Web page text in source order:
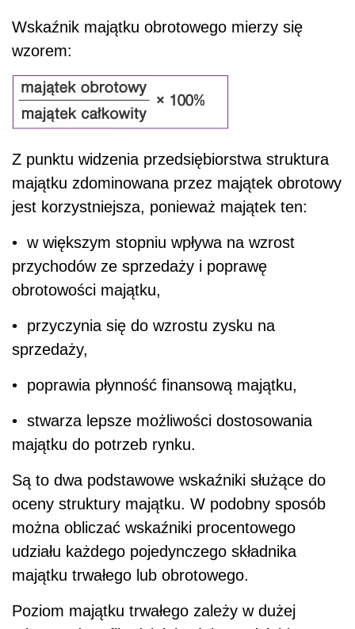
Wskaźnik majątku obrotowego mierzy się
wzorem:
Z punktu widzenia przedsiębiorstwa struktura
majątku zdominowana przez majątek obrotowy
jest korzystniejsza, ponieważ majątek ten:
• w większym stopniu wpływa na wzrost
przychodów ze sprzedaży i poprawę
obrotowości majątku,
• przyczynia się do wzrostu zysku na
sprzedaży,
• poprawia płynność finansową majątku,
• stwarza lepsze możliwości dostosowania
majątku do potrzeb rynku.
Są to dwa podstawowe wskaźniki służące do
oceny struktury majątku. W podobny sposób
można obliczać wskaźniki procentowego
udziału każdego pojedynczego składnika
majątku trwałego lub obrotowego.
Poziom majątku trwałego zależy w dużej